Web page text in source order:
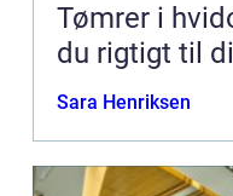
Tømrer i hvidovre
du rigtigt til
Sara Henriksen